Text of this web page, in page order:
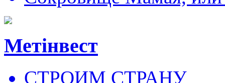
Метінвест
СТРОИМ СТРАНУ